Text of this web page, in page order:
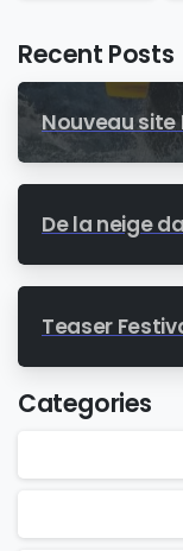
Recent Posts
Nouveau site
De la neige
Teaser
Categories